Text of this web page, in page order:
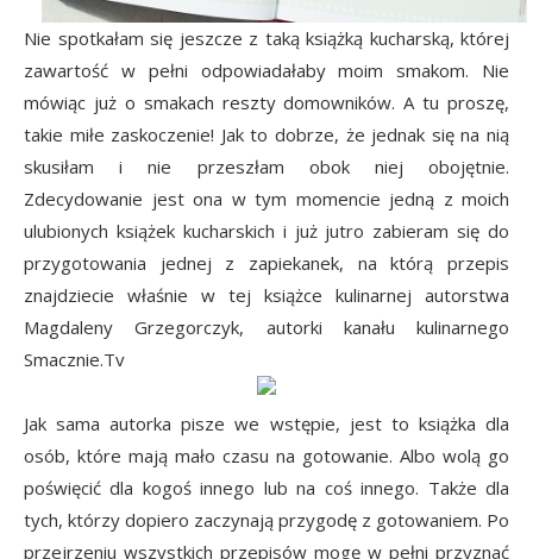
Nie spotkałam się jeszcze z taką książką kucharską, której
zawartość w pełni odpowiadałaby moim smakom. Nie
mówiąc już o smakach reszty domowników. A tu proszę,
takie miłe zaskoczenie! Jak to dobrze, że jednak się na nią
skusiłam i nie przeszłam obok niej obojętnie.
Zdecydowanie jest ona w tym momencie jedną z moich
ulubionych książek kucharskich i już jutro zabieram się do
przygotowania jednej z zapiekanek, na którą przepis
znajdziecie właśnie w tej książce kulinarnej autorstwa
Magdaleny Grzegorczyk, autorki kanału kulinarnego
Smacznie.Tv
Jak sama autorka pisze we wstępie, jest to książka dla
osób, które mają mało czasu na gotowanie. Albo wolą go
poświęcić dla kogoś innego lub na coś innego. Także dla
tych, którzy dopiero zaczynają przygodę z gotowaniem. Po
przejrzeniu wszystkich przepisów mogę w pełni przyznać